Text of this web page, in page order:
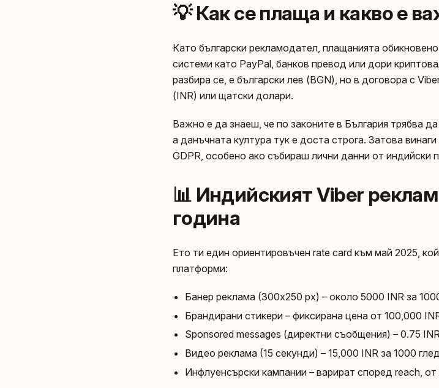
💡 Как се плаща и какво е
Като български рекламодател, плащанията
системи като PayPal, банков превод или дори
разбира се, е български лев (BGN), но в договора с
(INR) или щатски долари.
Важно е да знаеш, че по законите в България трябва
а данъчната култура тук е доста строга. Затова
GDPR, особено ако събираш лични данни от индийски
📊 Индийският Viber
година
Ето ти един ориентировъчен rate card към май 2025,
платформи:
Банер реклама (300x250 px) – около 5000 INR за
Брандирани стикери – фиксирана цена от 100,000
Sponsored messages (директни съобщения) – 0.75
Видео реклама (15 секунди) – 15,000 INR за 1000
Инфлуенсърски кампании – варират според reach,